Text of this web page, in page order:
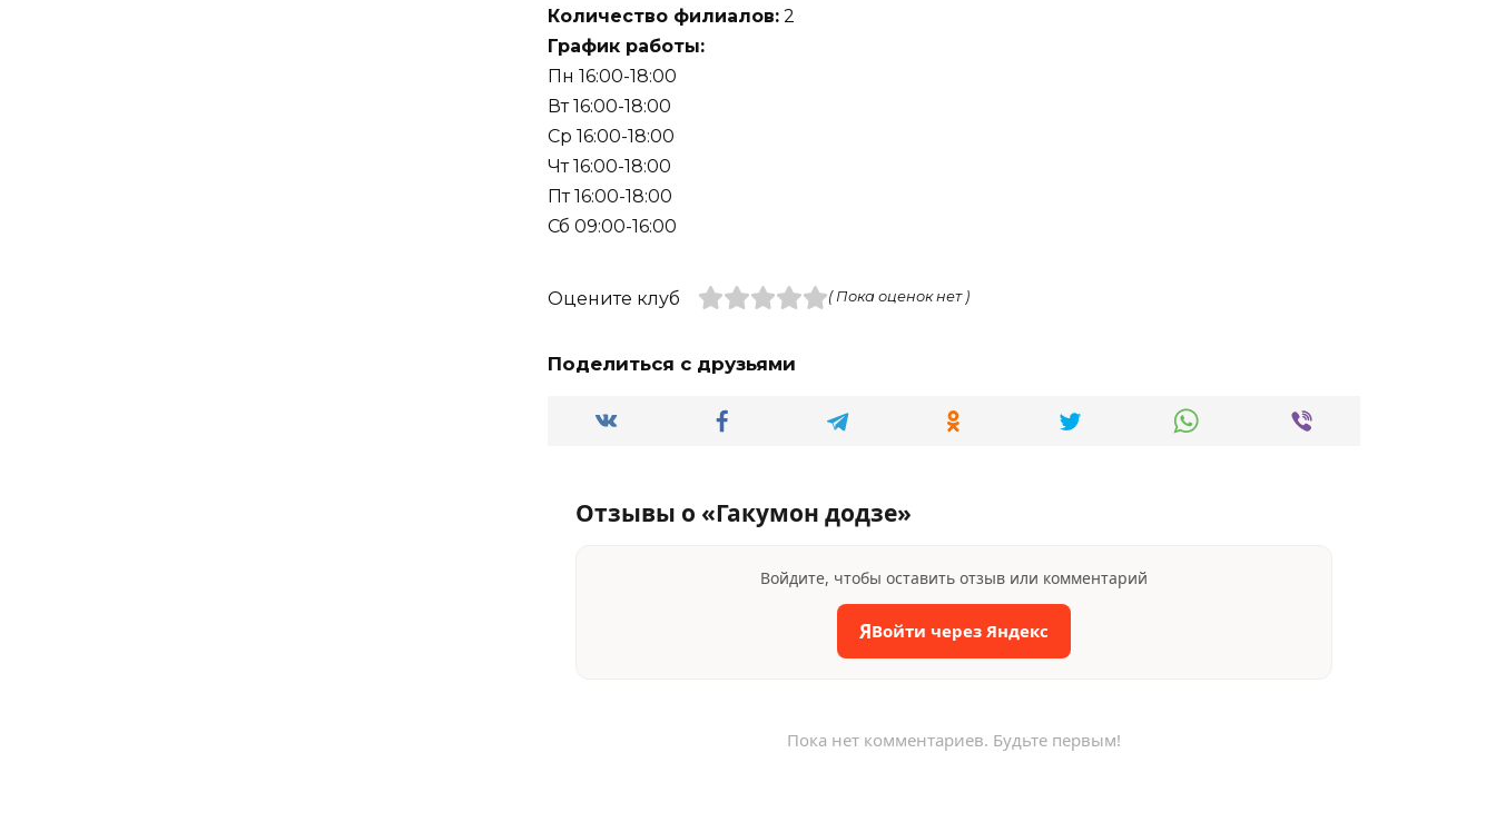
Количество филиалов: 2
График работы:
Пн 16:00-18:00
Вт 16:00-18:00
Ср 16:00-18:00
Чт 16:00-18:00
Пт 16:00-18:00
Сб 09:00-16:00
Оцените клуб ( Пока оценок нет )
Поделиться с друзьями
Отзывы о «Гакумон додзе»
Войдите, чтобы оставить отзыв или комментарий
ЯВойти через Яндекс
Пока нет комментариев. Будьте первым!